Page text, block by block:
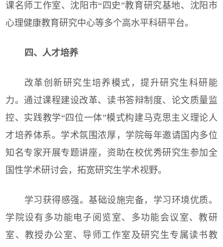
课名师工作室、沈阳市“四史”教育研究基地、沈阳市
心理健康教育研究中心等多个高水平科研平台。
四、人才培养
改革创新研究生培养模式，提升研究生科研能
力。通过课程建设改革、读书答辩制度、论文质量监
控、实践教学“四位一体”模式构建马克思主义理论人
才培养体系。学术氛围浓厚，学院每年邀请国内多位
知名专家开展专题讲座，资助在校优秀研究生参加全
国性学术研讨会，拓宽研究生学术视野。
学习获得感强。基础设施完备，学习环境优质。
学院设有多功能电子阅览室、多功能会议室、教研
室、教授办公室、导师工作室及研究生专属读书教